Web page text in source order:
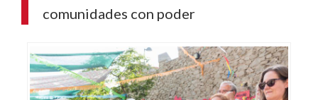
comunidades con poder